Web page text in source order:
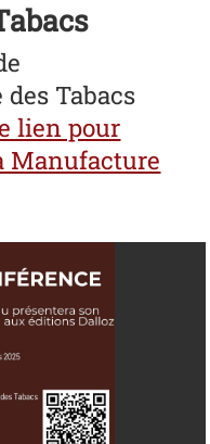
Tabacs
lien pour
Manufacture